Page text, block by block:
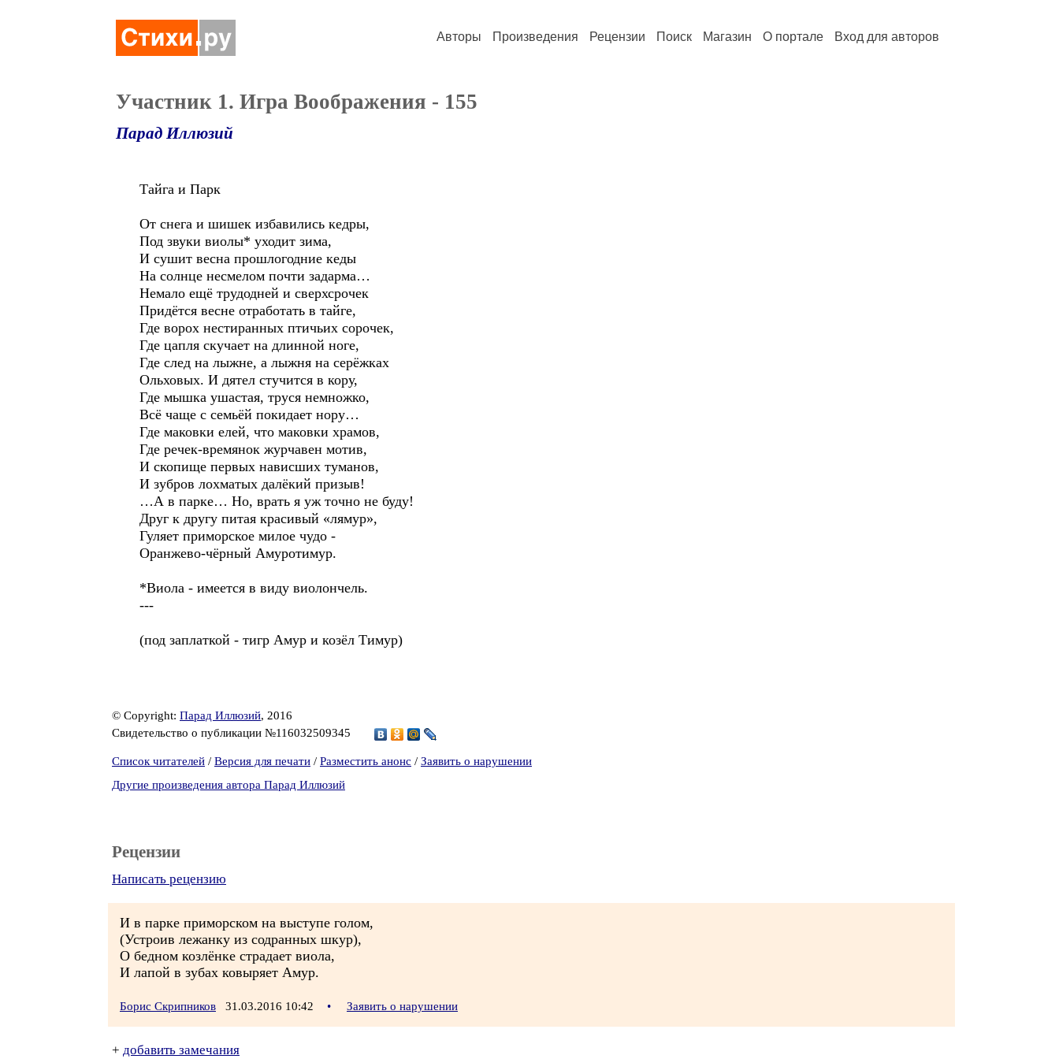
Авторы Произведения Рецензии Поиск Магазин О портале Вход для авторов
Участник 1. Игра Воображения - 155
Парад Иллюзий
Тайга и Парк
От снега и шишек избавились кедры,
Под звуки виолы* уходит зима,
И сушит весна прошлогодние кеды
На солнце несмелом почти задарма…
Немало ещё трудодней и сверхсрочек
Придётся весне отработать в тайге,
Где ворох нестиранных птичьих сорочек,
Где цапля скучает на длинной ноге,
Где след на лыжне, а лыжня на серёжках
Ольховых. И дятел стучится в кору,
Где мышка ушастая, труся немножко,
Всё чаще с семьёй покидает нору…
Где маковки елей, что маковки храмов,
Где речек-времянок журчавен мотив,
И скопище первых нависших туманов,
И зубров лохматых далёкий призыв!
…А в парке… Но, врать я уж точно не буду!
Друг к другу питая красивый «лямур»,
Гуляет приморское милое чудо -
Оранжево-чёрный Амуротимур.
*Виола - имеется в виду виолончель.
---
(под заплаткой - тигр Амур и козёл Тимур)
© Copyright: Парад Иллюзий, 2016
Свидетельство о публикации №116032509345
Список читателей / Версия для печати / Разместить анонс / Заявить о нарушении
Другие произведения автора Парад Иллюзий
Рецензии
Написать рецензию
И в парке приморском на выступе голом,
(Устроив лежанку из содранных шкур),
О бедном козлёнке страдает виола,
И лапой в зубах ковыряет Амур.
Борис Скрипников 31.03.2016 10:42 • Заявить о нарушении
+ добавить замечания